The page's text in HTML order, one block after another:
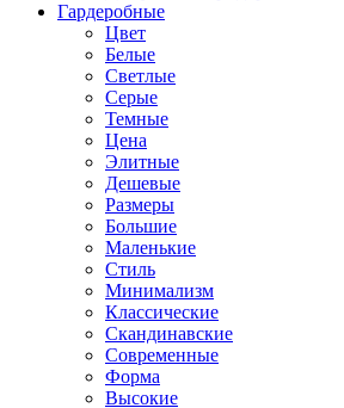
Гардеробные
Цвет
Белые
Светлые
Серые
Темные
Цена
Элитные
Дешевые
Размеры
Большие
Маленькие
Стиль
Минимализм
Классические
Скандинавские
Современные
Форма
Высокие